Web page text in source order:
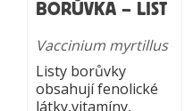
BORŮVKA – LIST
Vaccinium myrtillus
Listy borůvky
obsahují fenolické
látky,vitamíny,